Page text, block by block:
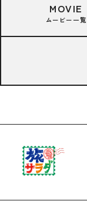
MOVIE
ムービー一覧